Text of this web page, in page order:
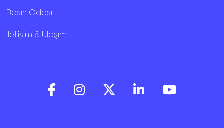
Basın Odası
İletişim & Ulaşım